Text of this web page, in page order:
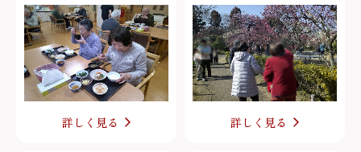
詳しく見る 詳しく見る